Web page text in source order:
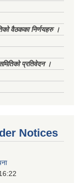
वैठकका निर्णयहरु ।
प्रतिवेदन ।
Notices